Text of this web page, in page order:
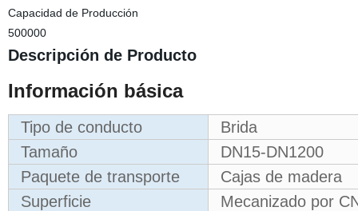
Capacidad de Producción
500000
Descripción de Producto
Información básica
Tipo de conducto
Brida
Tamaño
DN15-DN1200
Paquete de transporte
Cajas de madera
Superficie
Mecanizado por